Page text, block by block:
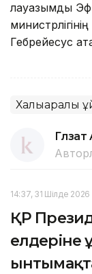
лауазымды
Гебрейесус
Халықаралық
14:37, 31 Шілде 2026
ҚР
елдеріне